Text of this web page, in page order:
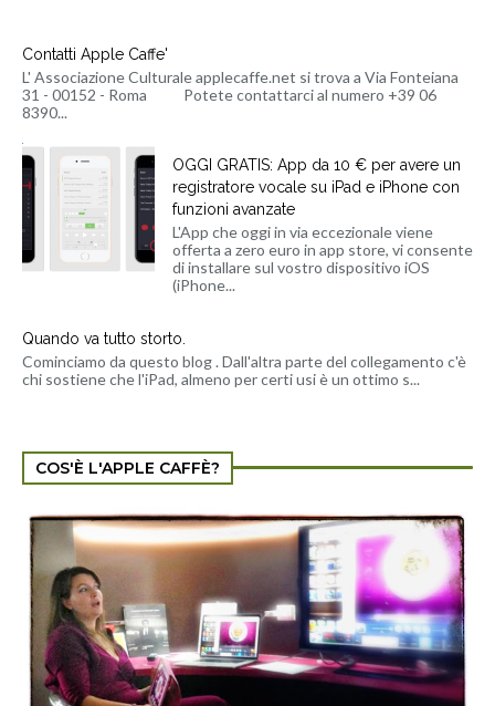
Contatti Apple Caffe'
L' Associazione Culturale applecaffe.net si trova a Via Fonteiana
31 - 00152 - Roma Potete contattarci al numero +39 06
8390...
OGGI GRATIS: App da 10 € per avere un
registratore vocale su iPad e iPhone con
funzioni avanzate
L'App che oggi in via eccezionale viene
offerta a zero euro in app store, vi consente
di installare sul vostro dispositivo iOS
(iPhone...
Quando va tutto storto.
Cominciamo da questo blog . Dall'altra parte del collegamento c'è
chi sostiene che l'iPad, almeno per certi usi è un ottimo s...
COS'È L'APPLE CAFFÈ?